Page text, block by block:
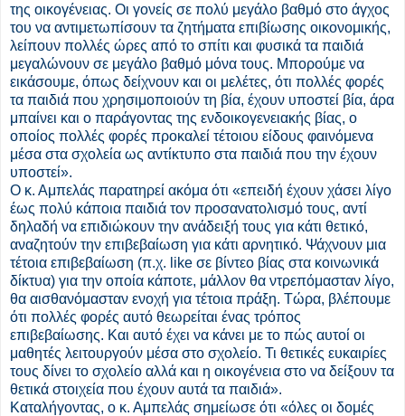
της οικογένειας. Οι γονείς σε πολύ μεγάλο βαθμό στο άγχος
του να αντιμετωπίσουν τα ζητήματα επιβίωσης οικονομικής,
λείπουν πολλές ώρες από το σπίτι και φυσικά τα παιδιά
μεγαλώνουν σε μεγάλο βαθμό μόνα τους. Μπορούμε να
εικάσουμε, όπως δείχνουν και οι μελέτες, ότι πολλές φορές
τα παιδιά που χρησιμοποιούν τη βία, έχουν υποστεί βία, άρα
μπαίνει και ο παράγοντας της ενδοικογενειακής βίας, ο
οποίος πολλές φορές προκαλεί τέτοιου είδους φαινόμενα
μέσα στα σχολεία ως αντίκτυπο στα παιδιά που την έχουν
υποστεί».
Ο κ. Αμπελάς παρατηρεί ακόμα ότι «επειδή έχουν χάσει λίγο
έως πολύ κάποια παιδιά τον προσανατολισμό τους, αντί
δηλαδή να επιδιώκουν την ανάδειξή τους για κάτι θετικό,
αναζητούν την επιβεβαίωση για κάτι αρνητικό. Ψάχνουν μια
τέτοια επιβεβαίωση (π.χ. like σε βίντεο βίας στα κοινωνικά
δίκτυα) για την οποία κάποτε, μάλλον θα ντρεπόμασταν λίγο,
θα αισθανόμασταν ενοχή για τέτοια πράξη. Τώρα, βλέπουμε
ότι πολλές φορές αυτό θεωρείται ένας τρόπος
επιβεβαίωσης. Και αυτό έχει να κάνει με το πώς αυτοί οι
μαθητές λειτουργούν μέσα στο σχολείο. Τι θετικές ευκαιρίες
τους δίνει το σχολείο αλλά και η οικογένεια στο να δείξουν τα
θετικά στοιχεία που έχουν αυτά τα παιδιά».
Καταλήγοντας, ο κ. Αμπελάς σημείωσε ότι «όλες οι δομές